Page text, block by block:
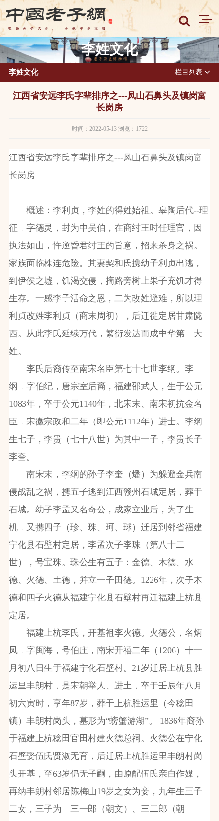
李姓文化
李姓文化 栏目列表
江西省安远李氏字辈排序之---凤山石鼻头及镇岗富
长岗房
时间：2022-05-13 浏览：1722
江西省安远李氏字辈排序之---凤山石鼻头及镇岗富
长岗房
概述：李利贞，李姓的得姓始祖。皋陶后代--理
征，字德灵，封为中吴伯，在商纣王时任理官，因
执法如山，忤逆昏君纣王的旨意，招来杀身之祸。
家族面临株连危险。其妻契和氏携幼子利贞出逃，
到伊侯之墟，饥渴交侵，摘路旁树上果子充饥才得
生存。一感李子活命之恩，二为改姓避难，所以理
利贞改姓李利贞（商末周初），后迁徙定居甘肃陇
西。从此李氏延续万代，繁衍发达而成中华第一大
姓。
李氏后裔传至南宋名臣第七十七世李纲。李
纲，字伯纪，唐宗室后裔，福建邵武人，生于公元
1083年，卒于公元1140年，北宋末、南宋初抗金名
臣，宋徽宗政和二年（即公元1112年）进士。李纲
生七子，李贵（七十八世）为其中一子，李贵长子
李奎。
南宋末，李纲的孙子李奎（燔）为躲避金兵南
侵战乱之祸，携五子逃到江西赣州石城定居，葬于
石城。幼子李孟又名奇公，成家立业后，为了生
机，又携四子（珍、珠、珂、球）迁居到邻省福建
宁化县石壁村定居，李孟次子李珠（第八十二
世），号宝珠。珠公生有五子：金德、木德、水
德、火德、土德，并立一子田德。 1226年，次子木
德和四子火德从福建宁化县石壁村再迁福建上杭县
定居。
福建上杭李氏，开基祖李火德。火德公，名炳
凤，字闽海，号伯庄，南宋开禧二年（ 1206）十一
月初八日生于福建宁化石壁村。 21岁迁居上杭县胜
运里丰朗村，是宋朝举人、进土，卒于壬辰年八月
初六寅时，享年87岁，葬于上杭胜运里（今稔田
镇）丰朗村岗头，墓形为“螃蟹游湖”。
1836年裔孙
于福建上杭稔田官田村建火德总祠。火德公在宁化
石壁娶伍氏贤淑无育，后迁居上杭胜运里丰朗村岗
头开基，至63岁仍无子嗣，由原配伍氏亲自作媒，
再纳丰朗村邻居陈梅山19岁之女为妾，九年生三子
二女，三子为：三一郎（朝文）、三二郎（朝